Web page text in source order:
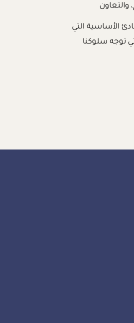
والتعاون
الأساسية التي
توجه سلوكنا